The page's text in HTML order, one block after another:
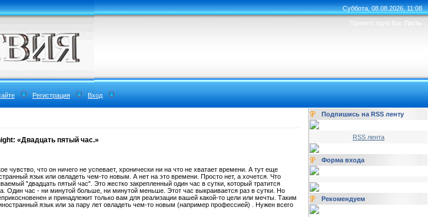
Суббота, 08.08.2026, 11:08
Приветствую Вас Гость
Регистрация Вход
«Двадцать пятый час.»
чувство, что он ничего не успевает, хронически ни на что не хватает времени. А тут еще
язык или овладеть чем-то новым. А нет на это времени. Просто нет, а хочется. Что
"двадцать пятый час". Это жестко закрепленный один час в сутки, который тратится
Один час - ни минутой больше, ни минутой меньше. Этот час выкраивается раз в сутки. Но
и принадлежит только вам для реализации вашей какой-то цели или мечты. Таким
язык или за пару лет овладеть чем-то новым (например профессией) . Нужен всего
Подпишись на RSS ленту
RSS лента
Форма входа
Рекомендуем